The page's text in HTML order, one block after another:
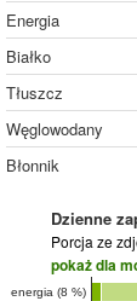
Energia
Białko
Tłuszcz
Węglowodany
Błonnik
Dzienne
Porcja ze
pokaż dla
energia (8 %)